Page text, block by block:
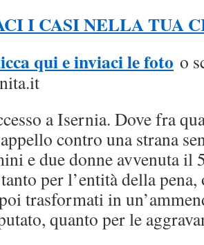
I CASI NELLA TUA
qui e inviaci le foto o
a Isernia. Dove fra
contro una strana
e due donne avvenuta il
per l’entità della
trasformati in
quanto per le